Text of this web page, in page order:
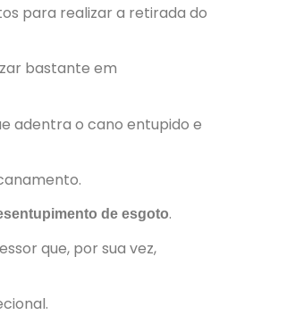
para realizar a retirada do
bastante em
adentra o cano entupido e
de esgoto.
que, por sua vez,